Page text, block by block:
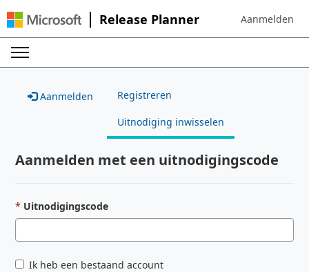
Release Planner Sign in to your
Aanmelden
Aanmelden Registreren
Uitnodiging inwisselen
Aanmelden met een uitnodigingscode
Uitnodigingscode
Ik heb een bestaand account